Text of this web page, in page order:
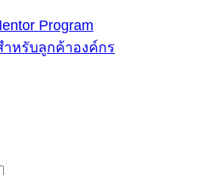
Program
ำหรับลูกค้าองค์กร